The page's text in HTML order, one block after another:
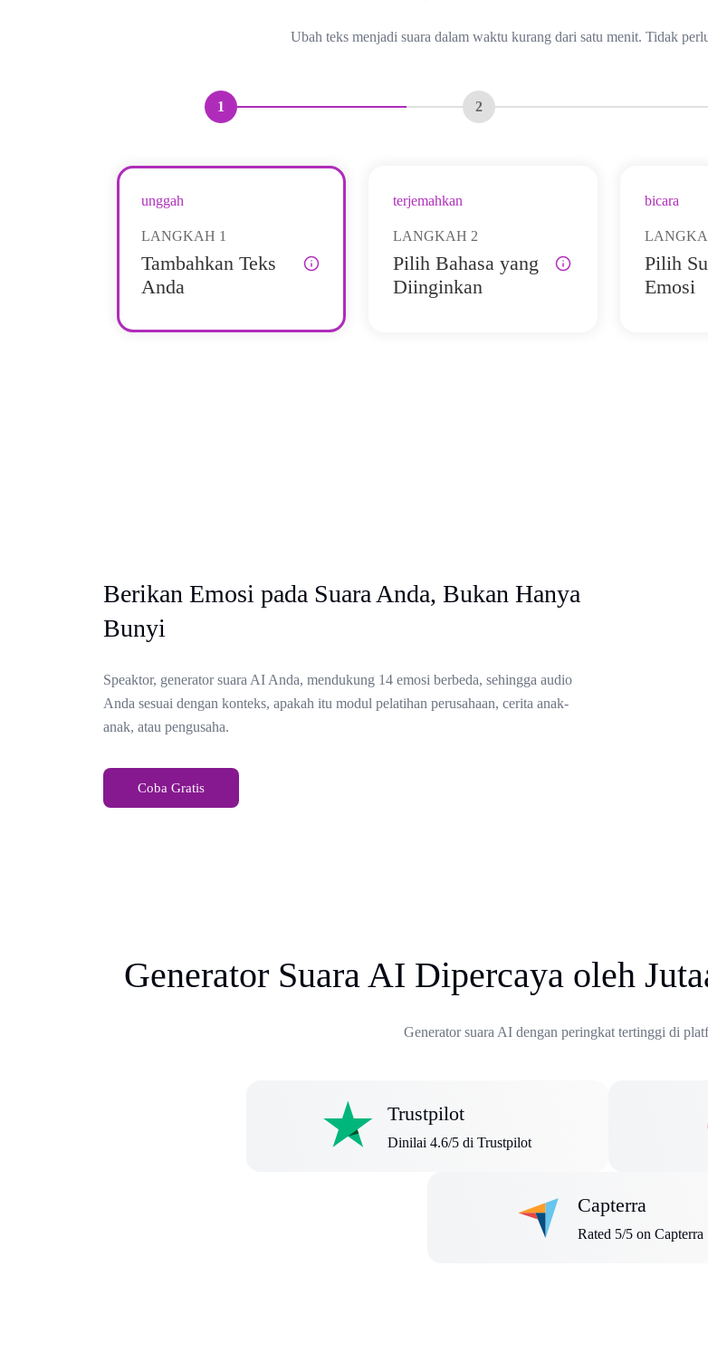
Ubah teks menjadi suara dalam waktu kurang dari satu menit. Tidak
1 2
unggah
LANGKAH 1
Tambahkan Teks
Anda
terjemahkan
LANGKAH 2
Pilih Bahasa yang
Diinginkan
bicara
Pilih
Emosi
Berikan Emosi pada Suara Anda, Bukan Hanya
Bunyi
Speaktor, generator suara AI Anda, mendukung 14 emosi berbeda, sehingga audio
Anda sesuai dengan konteks, apakah itu modul pelatihan perusahaan, cerita anak-
anak, atau pengusaha.
Coba Gratis
Generator Suara AI Dipercaya oleh
Generator suara AI dengan peringkat tertinggi di
Trustpilot
Dinilai 4.6/5 di Trustpilot
Capterra
Rated 5/5 on Capterra